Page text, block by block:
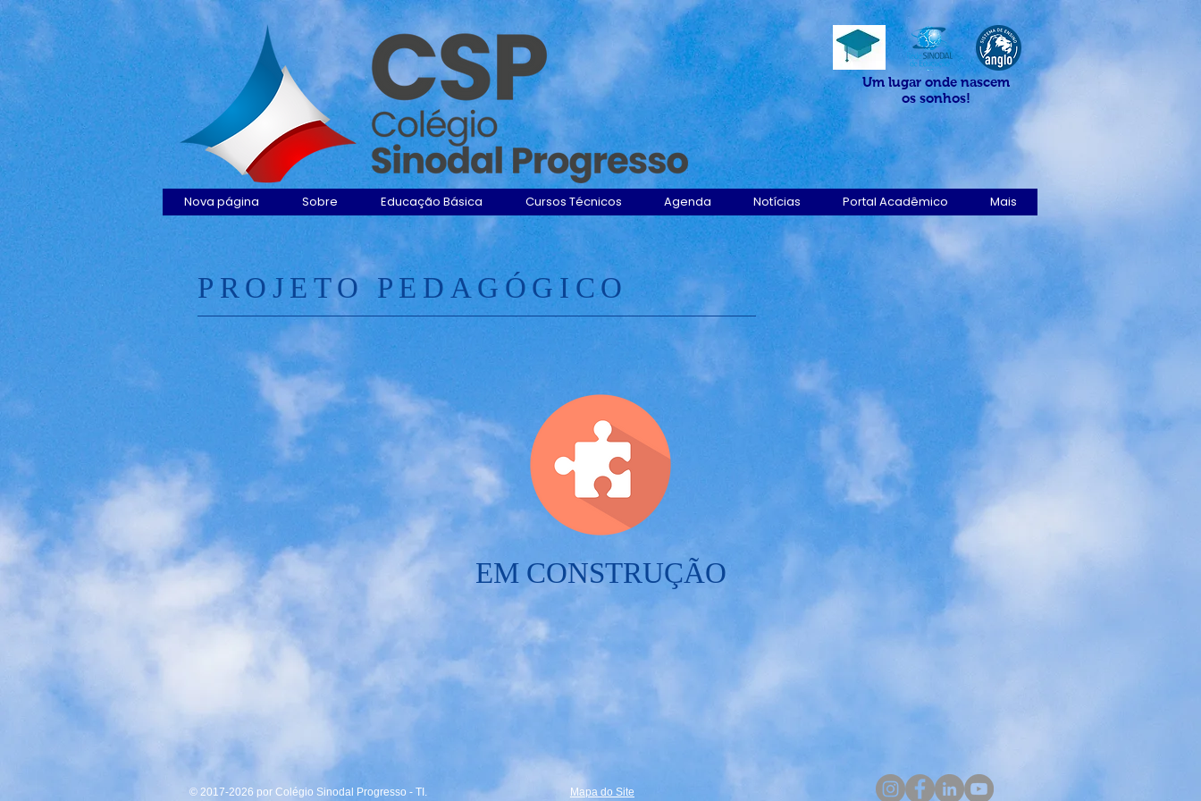
Um lugar onde nascem
os sonhos!
Nova página Sobre Educação Básica Cursos Técnicos Agenda Notícias Portal Acadêmico Mais
PROJETO PEDAGÓGICO
EM CONSTRUÇÃO
© 2017-2026 por Colégio Sinodal Progresso - TI. Mapa do Site